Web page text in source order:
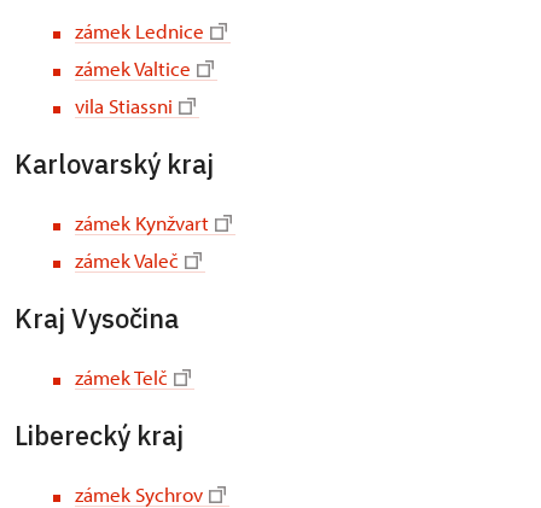
zámek Lednice
zámek Valtice
vila Stiassni
Karlovarský kraj
zámek Kynžvart
zámek Valeč
Kraj Vysočina
zámek Telč
Liberecký kraj
zámek Sychrov